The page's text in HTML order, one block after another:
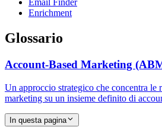
Email Finder
Enrichment
Glossario
Account-Based Marketing
Un approccio strategico che concentra le
marketing su un insieme definito di
In questa pagina